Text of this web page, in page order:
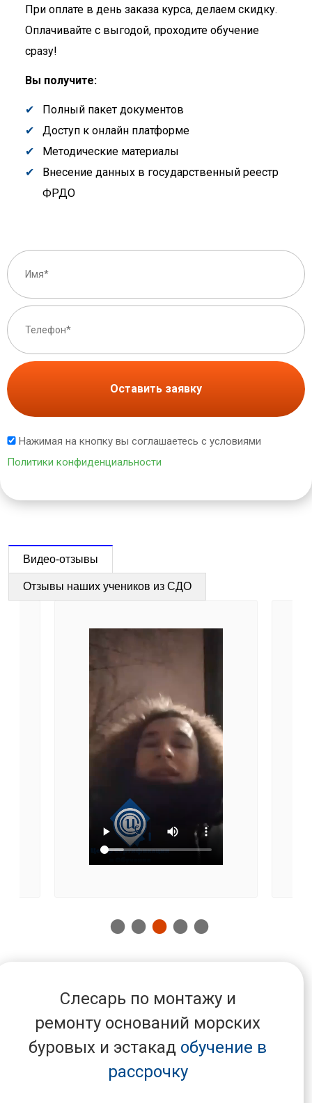
При оплате в день заказа курса, делаем скидку.
Оплачивайте с выгодой, проходите обучение
сразу!
Вы получите:
Полный пакет документов
Доступ к онлайн платформе
Методические материалы
Внесение данных в государственный реестр
ФРДО
Оставить заявку
Нажимая на кнопку вы соглашаетесь с условиями
Политики конфиденциальности
Видео-отзывы
Отзывы наших учеников из СДО
Слесарь по монтажу и
ремонту оснований морских
буровых и эстакад обучение в
рассрочку